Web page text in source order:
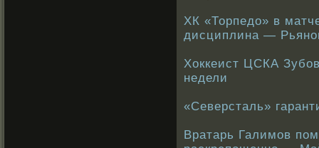
ХК «Торпедо» в
дисциплина —
Хоккеист ЦСКА
недели
«Северсталь»
Вратарь Галимов